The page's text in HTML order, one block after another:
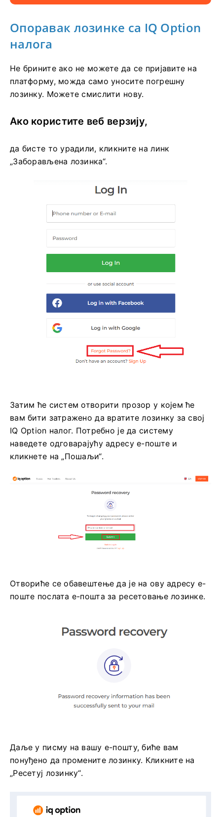
Опоравак лозинке са IQ Option
налога
Не брините ако не можете да се пријавите на
платформу, можда само уносите погрешну
лозинку. Можете смислити нову.
Ако користите веб верзију,
да бисте то урадили, кликните на линк
„Заборављена лозинка“.
Затим ће систем отворити прозор у којем ће
вам бити затражено да вратите лозинку за свој
IQ Option налог. Потребно је да систему
наведете одговарајућу адресу е-поште и
кликнете на „Пошаљи“.
Отвориће се обавештење да је на ову адресу е-
поште послата е-пошта за ресетовање лозинке.
Даље у писму на вашу е-пошту, биће вам
понуђено да промените лозинку. Кликните на
„Ресетуј лозинку“.